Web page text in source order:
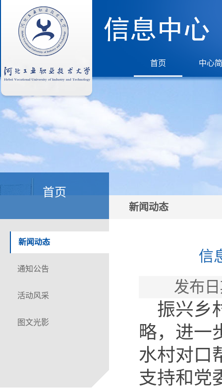
首页 中心
首页
新闻动态
新闻动态
通知公告
活动风采
图文光影
信
发布
振兴乡
略，进一
水村对口
支持和党